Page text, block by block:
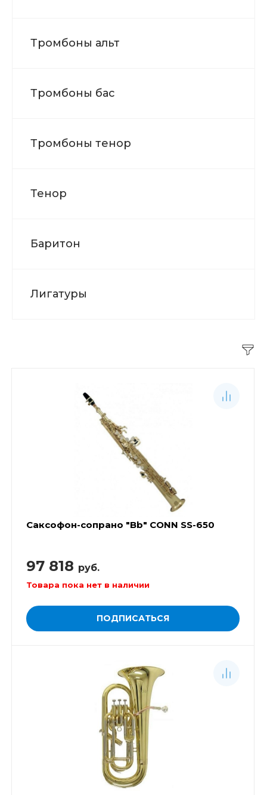
Тромбоны альт
Тромбоны бас
Тромбоны тенор
Тенор
Баритон
Лигатуры
Саксофон-сопрано "Bb" CONN SS-650
97 818 руб.
Товара пока нет в наличии
ПОДПИСАТЬСЯ